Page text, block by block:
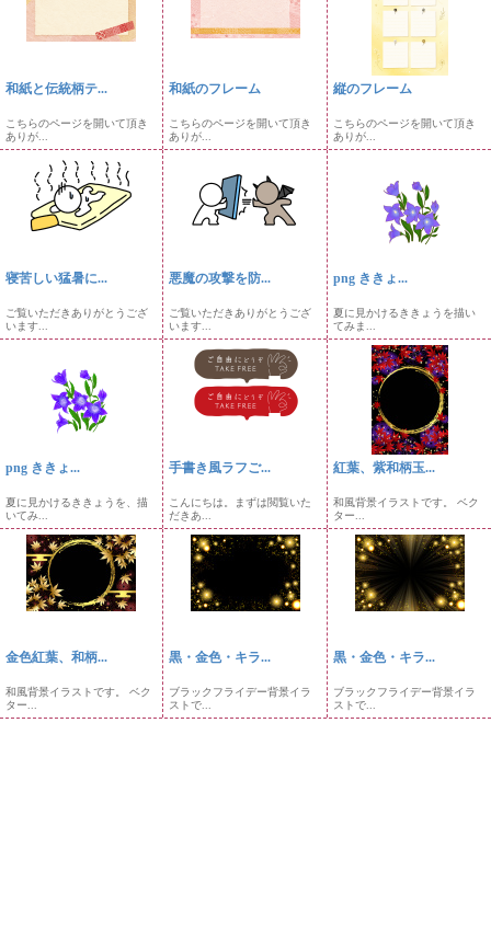
和紙と伝統柄テ...
こちらのページを開いて頂き
ありが...
和紙のフレーム
こちらのページを開いて頂き
ありが...
縦のフレーム
こちらのページを開いて頂き
ありが...
寝苦しい猛暑に...
ご覧いただきありがとうござ
います...
悪魔の攻撃を防...
ご覧いただきありがとうござ
います...
png ききょ...
夏に見かけるききょうを描い
てみま...
png ききょ...
夏に見かけるききょうを、描
いてみ...
手書き風ラフご...
こんにちは。まずは閲覧いた
だきあ...
紅葉、紫和柄玉...
和風背景イラストです。 ベク
ター...
金色紅葉、和柄...
和風背景イラストです。 ベク
ター...
黒・金色・キラ...
ブラックフライデー背景イラ
ストで...
黒・金色・キラ...
ブラックフライデー背景イラ
ストで...